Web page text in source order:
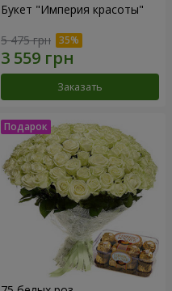
Букет "Империя красоты"
5 475 грн
Заказать